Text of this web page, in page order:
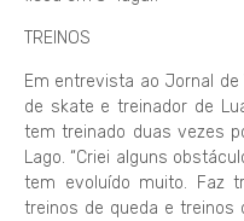
TREINOS
Em entrevista ao Jornal
de skate e treinador de
tem treinado duas vezes
Lago. “Criei alguns
tem evoluído muito. Faz
treinos de queda e treinos